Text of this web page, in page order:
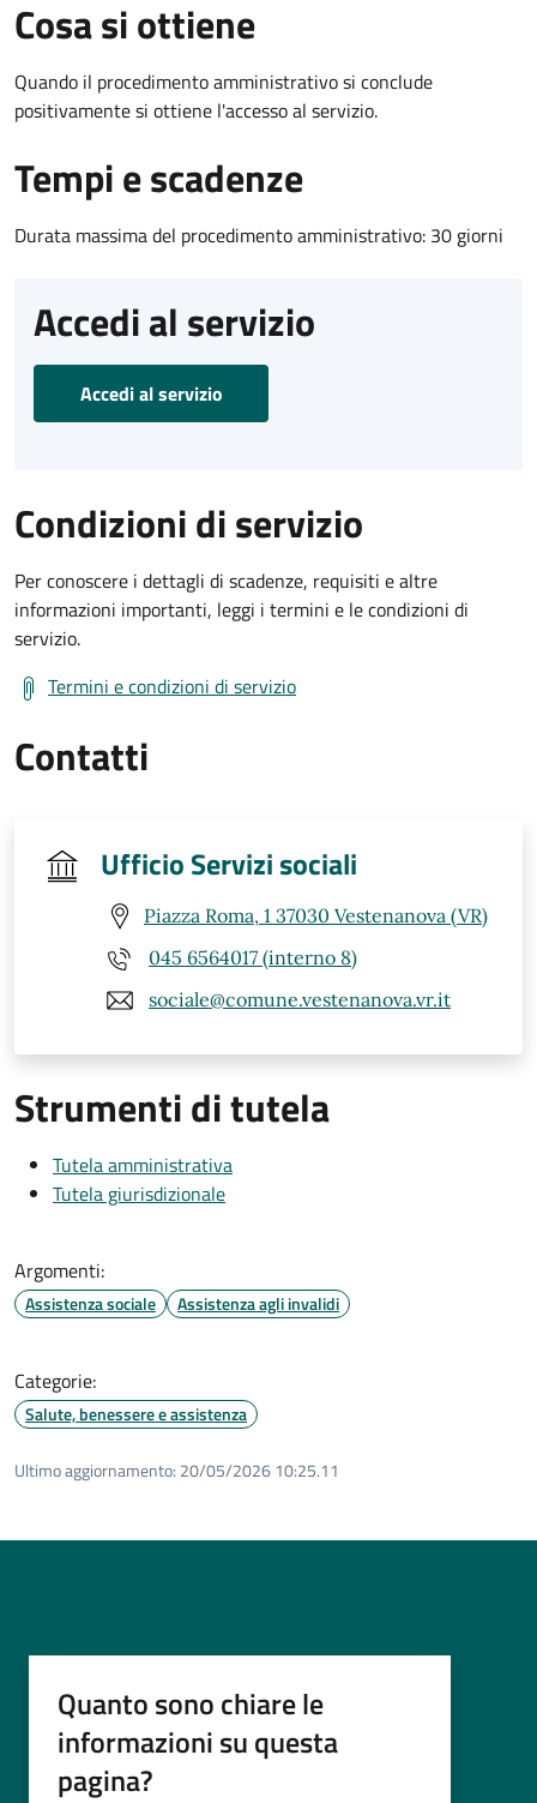
Cosa si ottiene
Quando il procedimento amministrativo si conclude
positivamente si ottiene l'accesso al servizio.
Tempi e scadenze
Durata massima del procedimento amministrativo: 30 giorni
Accedi al servizio
Accedi al servizio
Condizioni di servizio
Per conoscere i dettagli di scadenze, requisiti e altre
informazioni importanti, leggi i termini e le condizioni di
servizio.
Termini e condizioni di servizio
Contatti
Ufficio Servizi sociali
Piazza Roma, 1 37030 Vestenanova (VR)
045 6564017 (interno 8)
sociale@comune.vestenanova.vr.it
Strumenti di tutela
Tutela amministrativa
Tutela giurisdizionale
Argomenti:
Assistenza sociale Assistenza agli invalidi
Categorie:
Salute, benessere e assistenza
Ultimo aggiornamento: 20/05/2026 10:25.11
Quanto sono chiare le
informazioni su questa
pagina?